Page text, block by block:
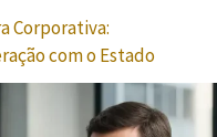
Corporativa:
com o Estado